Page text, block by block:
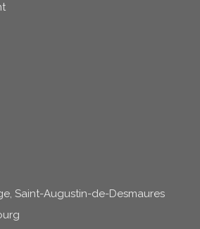
Saint-Augustin-de-Desmaures